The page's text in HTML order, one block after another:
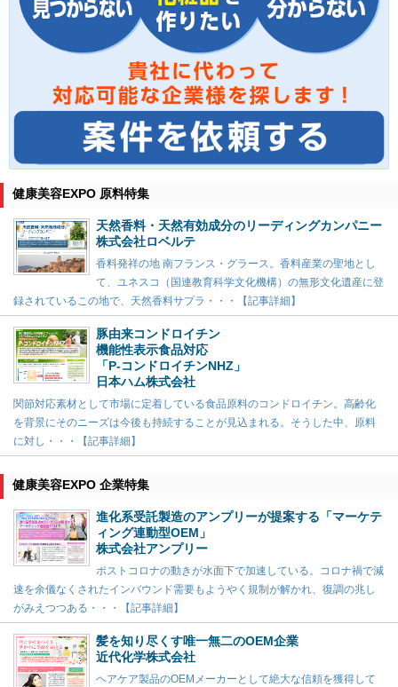
健康美容EXPO 原料特集
天然香料・天然有効成分のリーディングカンパニー
株式会社ロベルテ
香料発祥の地 南フランス・グラース。香料産業の聖地とし
て、ユネスコ（国連教育科学文化機構）の無形文化遺産に登
録されているこの地で、天然香料サプラ・・・【記事詳細】
豚由来コンドロイチン
機能性表示食品対応
「P-コンドロイチンNHZ」
日本ハム株式会社
関節対応素材として市場に定着している食品原料のコンドロイチン。高齢化
を背景にそのニーズは今後も持続することが見込まれる。そうした中、原料
に対し・・・【記事詳細】
健康美容EXPO 企業特集
進化系受託製造のアンプリーが提案する「マーケテ
ィング連動型OEM」
株式会社アンプリー
ポストコロナの動きが水面下で加速している。コロナ禍で減
速を余儀なくされたインバウンド需要もようやく規制が解かれ、復調の兆し
がみえつつある・・・【記事詳細】
髪を知り尽くす唯一無二のOEM企業
近代化学株式会社
ヘアケア製品のOEMメーカーとして絶大な信頼を獲得して